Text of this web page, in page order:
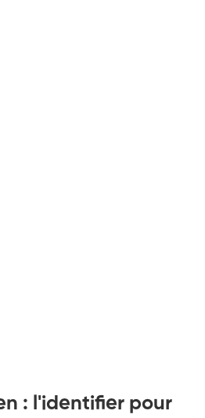
: l'identifier pour